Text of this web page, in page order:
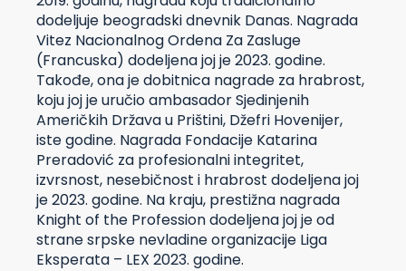
dodeljuje beogradski dnevnik Danas. Nagrada
Vitez Nacionalnog Ordena Za Zasluge
(Francuska) dodeljena joj je 2023. godine.
Takođe, ona je dobitnica nagrade za hrabrost,
koju joj je uručio ambasador Sjedinjenih
Američkih Država u Prištini, Džefri Hovenijer,
iste godine. Nagrada Fondacije Katarina
Preradović za profesionalni integritet,
izvrsnost, nesebičnost i hrabrost dodeljena joj
je 2023. godine. Na kraju, prestižna nagrada
Knight of the Profession dodeljena joj je od
strane srpske nevladine organizacije Liga
Eksperata – LEX 2023. godine.